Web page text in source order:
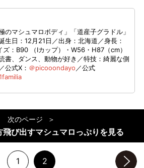
のマシュマロボディ」「道産子グラドル」
生日：12月21日／出身：北海道／身長：
：B90 （Iカップ）・W56・H87（cm）
書、ダンス、動物が好き／特技：綺麗な側
公式X： ＠picooondayo ／公式
次のページ
飛び出すマシュマロっぷりを見る
1 2